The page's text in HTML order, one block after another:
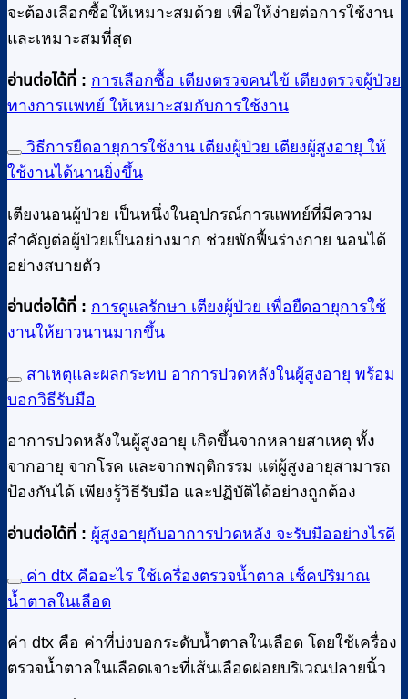
จะต้องเลือกซื้อให้เหมาะสมด้วย เพื่อให้ง่ายต่อการใช้งาน
และเหมาะสมที่สุด
อ่านต่อได้ที่ : การเลือกซื้อ เตียงตรวจคนไข้ เตียงตรวจผู้ป่วย
ทางการเเพทย์ ให้เหมาะสมกับการใช้งาน
วิธีการยืดอายุการใช้งาน เตียงผู้ป่วย เตียงผู้สูงอายุ ให้
ใช้งานได้นานยิ่งขึ้น
เตียงนอนผู้ป่วย เป็นหนึ่งในอุปกรณ์การแพทย์ที่มีความ
สำคัญต่อผู้ป่วยเป็นอย่างมาก ช่วยพักฟื้นร่างกาย นอนได้
อย่างสบายตัว
อ่านต่อได้ที่ : การดูแลรักษา เตียงผู้ป่วย เพื่อยืดอายุการใช้
งานให้ยาวนานมากขึ้น
สาเหตุและผลกระทบ อาการปวดหลังในผู้สูงอายุ พร้อม
บอกวิธีรับมือ
อาการปวดหลังในผู้สูงอายุ เกิดขึ้นจากหลายสาเหตุ ทั้ง
จากอายุ จากโรค และจากพฤติกรรม แต่ผู้สูงอายุสามารถ
ป้องกันได้ เพียงรู้วิธีรับมือ และปฏิบัติได้อย่างถูกต้อง
อ่านต่อได้ที่ : ผู้สูงอายุกับอาการปวดหลัง จะรับมืออย่างไรดี
ค่า dtx คืออะไร ใช้เครื่องตรวจน้ำตาล เช็คปริมาณ
น้ำตาลในเลือด
ค่า dtx คือ ค่าที่บ่งบอกระดับน้ำตาลในเลือด โดยใช้เครื่อง
ตรวจน้ำตาลในเลือดเจาะที่เส้นเลือดฝอยบริเวณปลายนิ้ว